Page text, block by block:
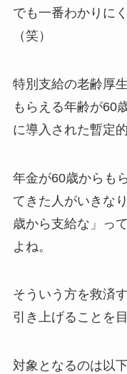
でも一番わかりに
（笑）
特別支給の老齢厚
もらえる年齢が60
に導入された暫定
年金が60歳からも
てきた人がいきな
歳から支給な」っ
よね。
そういう方を救済
引き上げることを
対象となるのは以